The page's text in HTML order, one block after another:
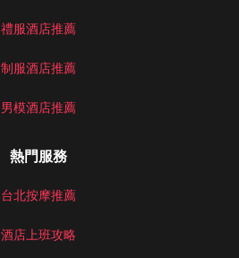
禮服酒店推薦
制服酒店推薦
男模酒店推薦
熱門服務
台北按摩推薦
酒店上班攻略